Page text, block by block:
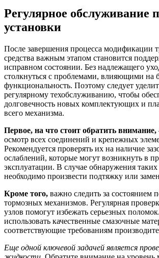
Регулярное обслуживание
установки
После завершения процесса модификации
средства важным этапом становится
исправном состоянии. Без надлежащего
столкнуться с проблемами, влияющими на
функциональность. Поэтому следует
регулярному техобслуживанию, чтобы
долговечность новых комплектующих и
всего механизма.
Первое, на что стоит обратить внимание,
осмотр всех соединений и крепежных
Рекомендуется проверять их на наличие
ослаблений, которые могут возникнуть в
эксплуатации. В случае обнаружения таких
необходимо произвести подтяжку или
Кроме того, важно следить за состоянием
тормозных механизмов. Регулярная
узлов помогут избежать серьезных
использовать качественные смазочные
соответствующие требованиям
Еще одной ключевой задачей является